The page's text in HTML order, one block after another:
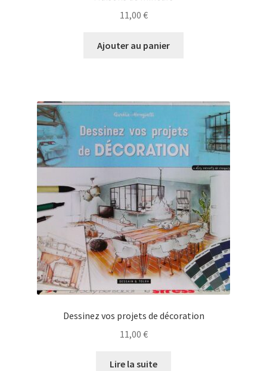
11,00 €
Ajouter au panier
Dessinez vos projets de décoration
11,00 €
Lire la suite